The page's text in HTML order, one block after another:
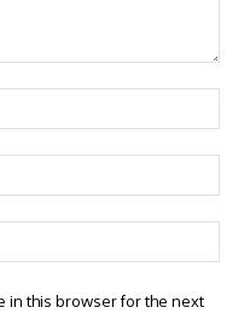
in this browser for the next